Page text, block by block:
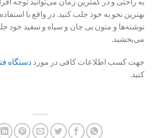
بهترین نحو به خود جلب کنید. در واقع با
نوشته‌ها و متون بی جان و سیاه و سفید خود
می‌بخشید.
جهت کسب اطلاعات کافی در مورد دستگاه
کنید.